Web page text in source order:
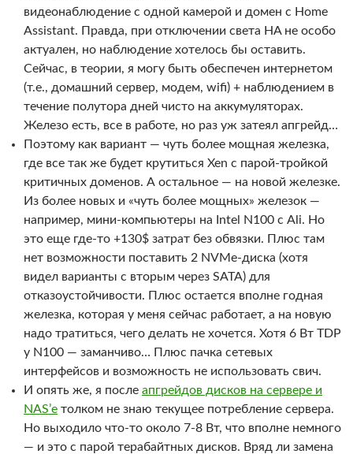
видеонаблюдение с одной камерой и домен с Home
Assistant. Правда, при отключении света HA не особо
актуален, но наблюдение хотелось бы оставить.
Сейчас, в теории, я могу быть обеспечен интернетом
(т.е., домашний сервер, модем, wifi) + наблюдением в
течение полутора дней чисто на аккумуляторах.
Железо есть, все в работе, но раз уж затеял апгрейд…
Поэтому как вариант — чуть более мощная железка,
где все так же будет крутиться Xen с парой-тройкой
критичных доменов. А остальное — на новой железке.
Из более новых и «чуть более мощных» железок —
например, мини-компьютеры на Intel N100 с Ali. Но
это еще где-то +130$ затрат без обвязки. Плюс там
нет возможности поставить 2 NVMe-диска (хотя
видел варианты с вторым через SATA) для
отказоустойчивости. Плюс остается вполне годная
железка, которая у меня сейчас работает, а на новую
надо тратиться, чего делать не хочется. Хотя 6 Вт TDP
у N100 — заманчиво… Плюс пачка сетевых
интерфейсов и возможность не использовать свич.
И опять же, я после апгрейдов дисков на сервере и
NAS’е толком не знаю текущее потребление сервера.
Но выходило что-то около 7-8 Вт, что вполне немного
— и это с парой терабайтных дисков. Вряд ли замена